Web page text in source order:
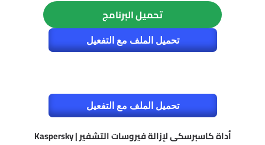
تحميل البرنامج
تحميل الملف مع التفعيل
تحميل الملف مع التفعيل
أداة كاسبرسكى لإزالة فيروسات التشفير | Kaspersky